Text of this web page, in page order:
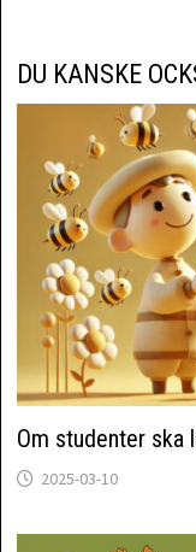
DU KANSKE
Om studenter ska
2025-03-10